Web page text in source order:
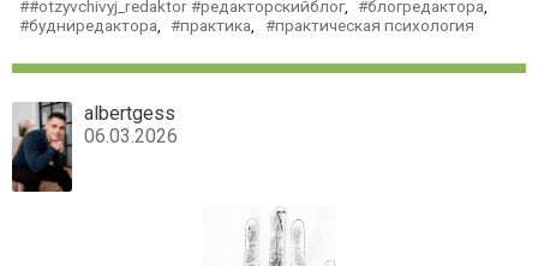
#otzyvchivyj_redaktor #редакторскийблог, блогредактора
будниредактора
практика практическая психология
albertgess
06.03.2026